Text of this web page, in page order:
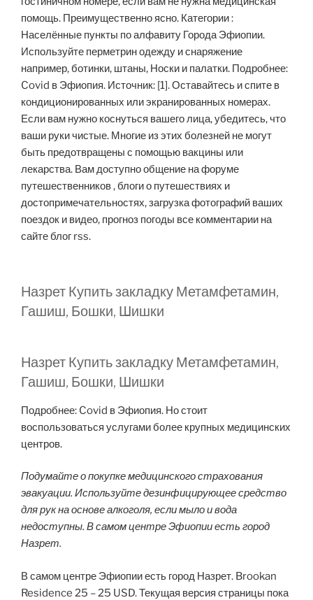
помощь. Преимущественно ясно. Категории :
Населённые пункты по алфавиту Города Эфиопии.
Используйте перметрин одежду и снаряжение
например, ботинки, штаны, Носки и палатки. Подробнее:
Covid в Эфиопия. Источник: [1]. Оставайтесь и спите в
кондиционированных или экранированных номерах.
Если вам нужно коснуться вашего лица, убедитесь, что
ваши руки чистые. Многие из этих болезней не могут
быть предотвращены с помощью вакцины или
лекарства. Вам доступно общение на форуме
путешественников , блоги о путешествиях и
достопримечательностях, загрузка фотографий ваших
поездок и видео, прогноз погоды все комментарии на
сайте блог rss.
Назрет Купить закладку Метамфетамин,
Гашиш, Бошки, Шишки
Назрет Купить закладку Метамфетамин,
Гашиш, Бошки, Шишки
Подробнее: Covid в Эфиопия. Но стоит
воспользоваться услугами более крупных медицинских
центров.
Подумайте о покупке медицинского страхования
эвакуации. Используйте дезинфицирующее средство
для рук на основе алкоголя, если мыло и вода
недоступны. В самом центре Эфиопии есть город
Назрет.
В самом центре Эфиопии есть город Назрет. Brookan
Residence 25 – 25 USD. Текущая версия страницы пока